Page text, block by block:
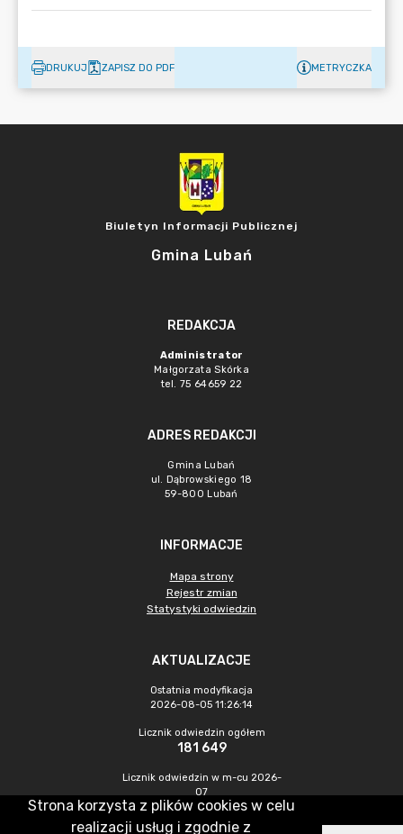
DRUKUJ ZAPISZ DO PDF METRYCZKA
Biuletyn Informacji Publicznej
Gmina Lubań
REDAKCJA
Administrator
Małgorzata Skórka
tel. 75 64659 22
ADRES REDAKCJI
Gmina Lubań
ul. Dąbrowskiego 18
59-800 Lubań
INFORMACJE
Mapa strony
Rejestr zmian
Statystyki odwiedzin
AKTUALIZACJE
Ostatnia modyfikacja
2026-08-05 11:26:14
Licznik odwiedzin ogółem
181 649
Licznik odwiedzin w m-cu 2026-
07
240
Strona korzysta z plików cookies w celu
realizacji usług i zgodnie z